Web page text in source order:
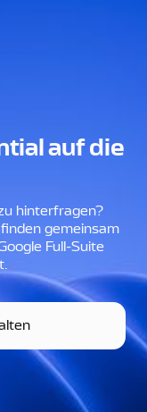
auf die
hinterfragen?
gemeinsam
Full-Suite